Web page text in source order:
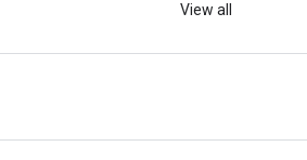
View all